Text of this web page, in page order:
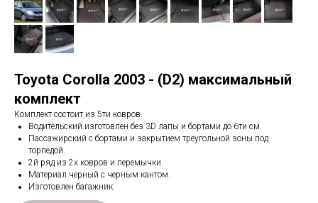
Toyota Corolla 2003 - (D2) максимальный
комплект
Комплект состоит из 5ти ковров.
Водительский изготовлен без 3D лапы и бортами до 6ти см.
Пассажирский с бортами и закрытием треугольной зоны под
торпедой.
2й ряд из 2х ковров и перемычки.
Материал черный с черным кантом.
Изготовлен багажник.